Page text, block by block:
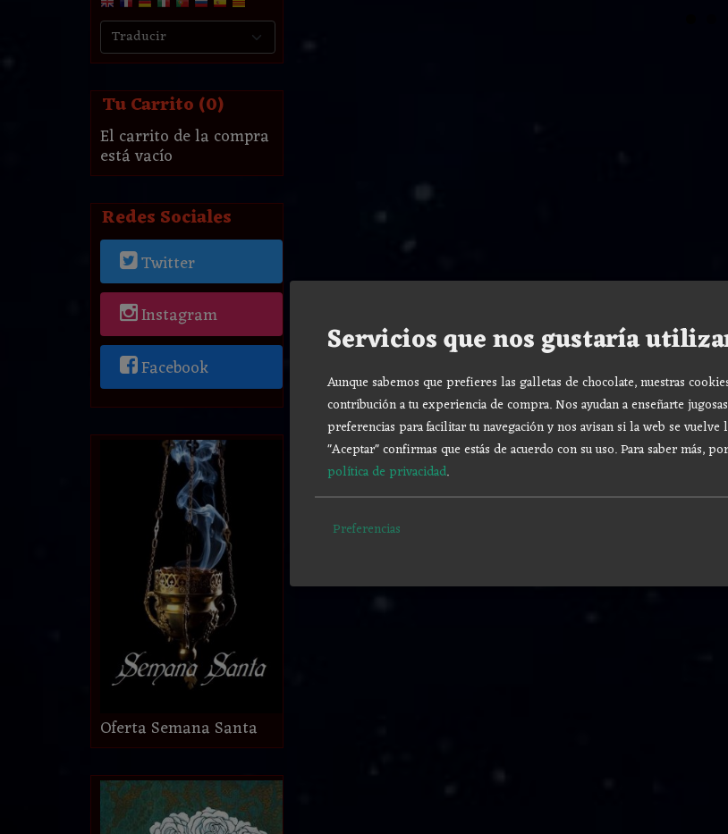
Tu Carrito (0)
El carrito de la compra
está vacío
Redes Sociales
Twitter
Instagram
Facebook
Oferta Semana Santa
Servicios que nos gustaría
Aunque sabemos que prefieres las galletas de chocolate, nuestras
contribución a tu experiencia de compra. Nos ayudan a enseñarte
preferencias para facilitar tu navegación y nos avisan si la web se
"Aceptar" confirmas que estás de acuerdo con su uso.Para saber más,
política de privacidad.
Preferencias